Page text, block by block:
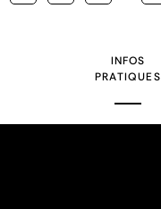
INFOS
PRATIQUES